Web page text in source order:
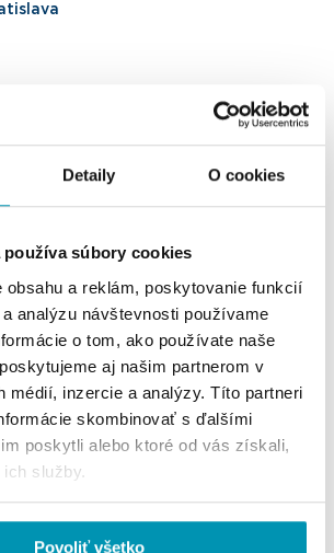
Detaily O cookies
súbory cookies
obsahu a reklám, poskytovanie funkcií
analýzu návštevnosti používame
o tom, ako používate naše
aj našim partnerom v
médií, inzercie a analýzy. Títo partneri
skombinovať s ďalšími
poskytli alebo ktoré od vás získali,
služby.
Povoliť všetko